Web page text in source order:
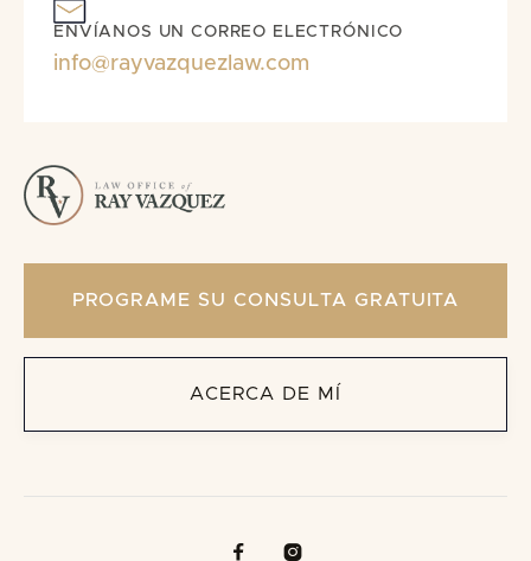
ENVÍANOS UN CORREO ELECTRÓNICO
info@rayvazquezlaw.com
PROGRAME SU CONSULTA GRATUITA
ACERCA DE MÍ
 